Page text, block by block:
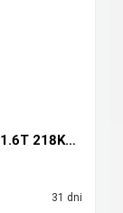
Countryman John Cooper Works 4x4 1.6T 218KM Mozliw...
31 dni